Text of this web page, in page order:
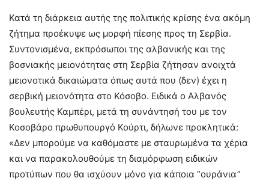
Κατά τη διάρκεια αυτής της πολιτικής κρίσης ένα ακόμη
ζήτημα προέκυψε ως μορφή πίεσης προς τη Σερβία.
Συντονισμένα, εκπρόσωποι της αλβανικής και της
βοσνιακής μειονότητας στη Σερβία ζήτησαν ανοιχτά
μειονοτικά δικαιώματα όπως αυτά που (δεν) έχει η
σερβική μειονότητα στο Κόσοβο. Ειδικά ο Αλβανός
βουλευτής Καμπέρι, μετά τη συνάντησή του με τον
Κοσοβάρο πρωθυπουργό Κούρτι, δήλωνε προκλητικά:
«Δεν μπορούμε να καθόμαστε με σταυρωμένα τα χέρια
και να παρακολουθούμε τη διαμόρφωση ειδικών
προτύπων που θα ισχύουν μόνο για κάποια “ουράνια”